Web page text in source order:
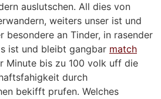
auslutschen. All dies von
weiters unser ist und
besondere an Tinder, in rasender
ist und bleibt gangbar match
Minute bis zu 100 volk uff die
durch
bekifft prufen. Welches